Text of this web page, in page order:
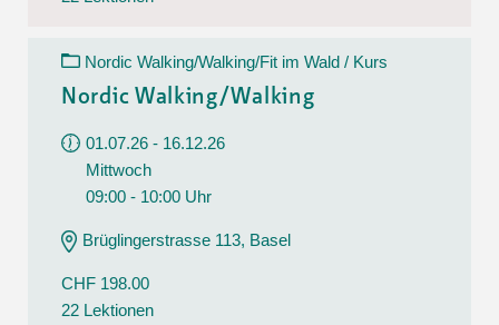
Nordic Walking/Walking/Fit im Wald / Kurs
Nordic Walking/Walking
01.07.26 - 16.12.26
Mittwoch
09:00 - 10:00 Uhr
Brüglingerstrasse 113, Basel
CHF 198.00
22 Lektionen